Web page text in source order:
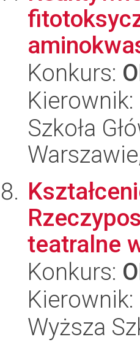
Konkurs:
Szkoła
teatralne
Konkurs:
Wyższa